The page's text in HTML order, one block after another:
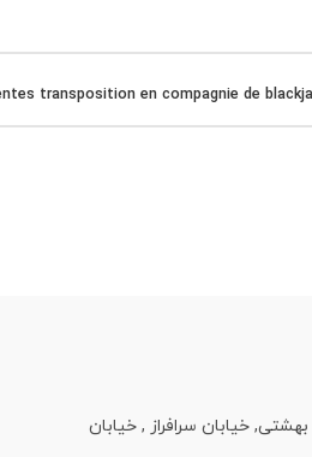
transposition en compagnie de
خیابان سرافراز , خیابان